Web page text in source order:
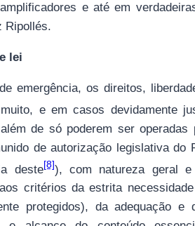
e até em
Ripollés.
lei
emergência, os direitos,
e em casos devidamente
de só poderem ser operadas
de autorização legislativa do
deste[8]), com natureza geral
critérios da estrita
protegidos), da adequação e